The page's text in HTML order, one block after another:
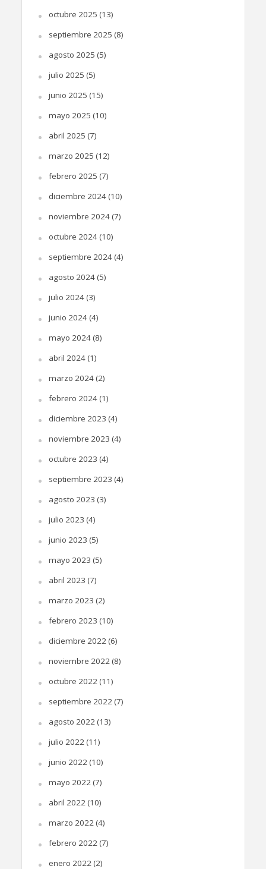
octubre 2025 (13)
septiembre 2025 (8)
agosto 2025 (5)
julio 2025 (5)
junio 2025 (15)
mayo 2025 (10)
abril 2025 (7)
marzo 2025 (12)
febrero 2025 (7)
diciembre 2024(10)
noviembre 2024(7)
octubre 2024(10)
septiembre 2024(4)
agosto 2024(5)
julio 2024(3)
junio 2024(4)
mayo 2024(8)
abril 2024(1)
marzo 2024(2)
febrero 2024(1)
diciembre 2023 (4)
noviembre 2023 (4)
octubre 2023 (4)
septiembre 2023 (4)
agosto 2023 (3)
julio 2023 (4)
junio 2023 (5)
mayo 2023 (5)
abril 2023 (7)
marzo 2023 (2)
febrero 2023 (10)
diciembre 2022(6)
noviembre 2022(8)
octubre 2022(11)
septiembre 2022(7)
agosto 2022(13)
julio 2022(11)
junio 2022(10)
mayo 2022(7)
abril 2022(10)
marzo 2022(4)
febrero 2022(7)
enero 2022(2)